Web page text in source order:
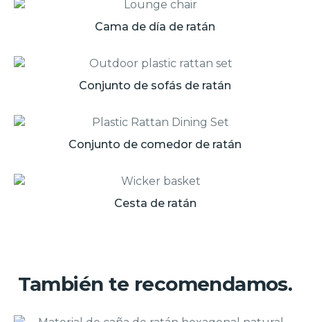
Cama de día de ratán
Conjunto de sofás de ratán
Conjunto de comedor de ratán
Cesta de ratán
También te recomendamos.